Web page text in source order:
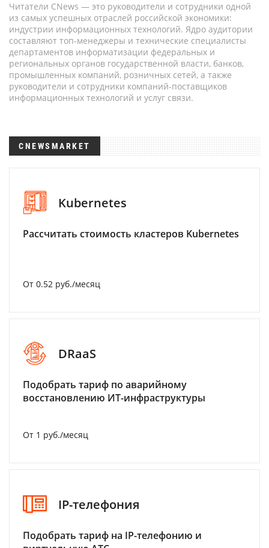
Читатели CNews — это руководители и сотрудники одной
из самых успешных отраслей российской экономики:
индустрии информационных технологий. Ядро аудитории
составляют топ-менеджеры и технические специалисты
департаментов информатизации федеральных и
региональных органов государственной власти, банков,
промышленных компаний, розничных сетей, а также
руководители и сотрудники компаний-поставщиков
информационных технологий и услуг связи.
CNEWSMARKET
Kubernetes
Рассчитать стоимость кластеров Kubernetes
От 0.52 руб./месяц
DRaaS
Подобрать тариф по аварийному
восстановлению ИТ-инфраструктуры
От 1 руб./месяц
IP-телефония
Подобрать тариф на IP-телефонию и